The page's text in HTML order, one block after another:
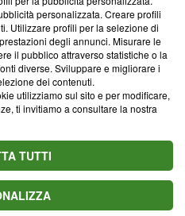
Via Carlo Frasca, 3 - 6900
personalizzata. Creare profili
Utilizzare profili per la selezione di
degli annunci. Misurare le
il pubblico attraverso statistiche o la
diverse. Sviluppare e migliorare i
dei contenuti.
utilizziamo sul sito e per modificare,
ti invitiamo a consultare la nostra
TUTTI